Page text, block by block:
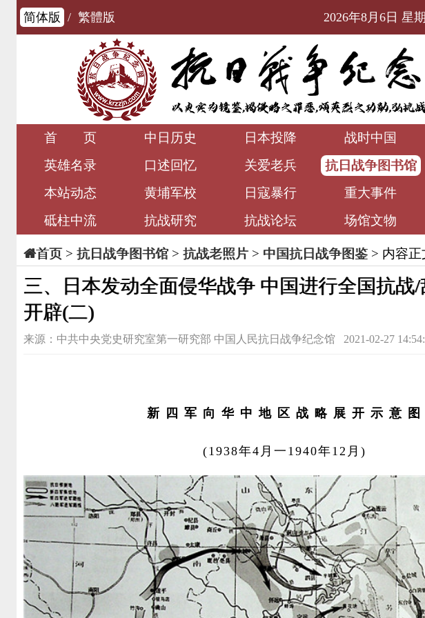
简体版 / 繁體版 2026年8月6日 星
首 页 中日历史 日本投降
战时中国
英雄名录
口述回忆 关爱老兵
抗日战争图书馆
本站动态
黄埔军校 日寇暴行
重大事件
砥柱中流
抗战研究 抗战论坛 场馆文物
首页> 抗日战争图书馆 > 抗战老照片> 中国抗日战争图鉴 > 内容正
三、日本发动全面侵华战争 中国进行全国抗战
开辟(二)
来源：中共中央党史研究室第一研究部 中国人民抗日战争纪念馆 2021-02-27
新 四 军 向 华 中 地 区 战 略 展 开 示 意 图
(1938年4月一1940年12月)